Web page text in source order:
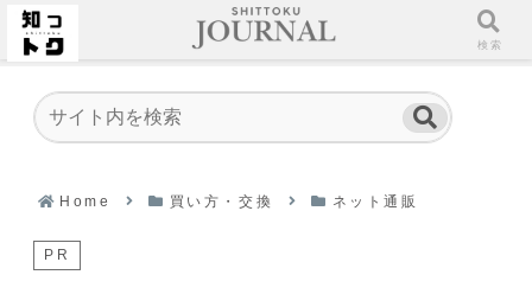
Home 買い方・交換 ネット通販
PR
ホーム 検索